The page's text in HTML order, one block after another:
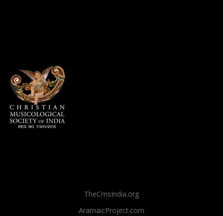
TheCmsIndia.org
AramaicProject.com